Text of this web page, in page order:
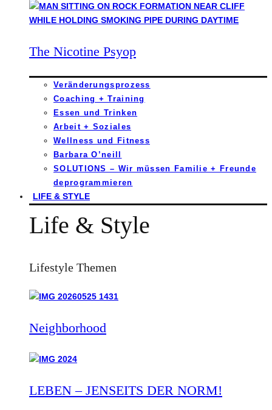
The Nicotine Psyop
Veränderungsprozess
Coaching + Training
Essen und Trinken
Arbeit + Soziales
Wellness und Fitness
Barbara O’neill
SOLUTIONS – Wir müssen Familie + Freunde
deprogrammieren
LIFE & STYLE
Life & Style
Lifestyle Themen
Neighborhood
LEBEN – JENSEITS DER NORM!